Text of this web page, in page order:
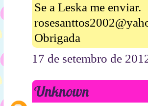
Se a Leska me enviar.
Obrigada
17 de setembro de
Unknown